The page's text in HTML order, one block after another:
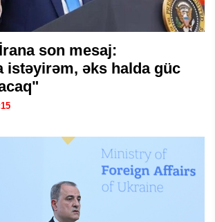
son mesaj:
istəyirəm, əks halda güc